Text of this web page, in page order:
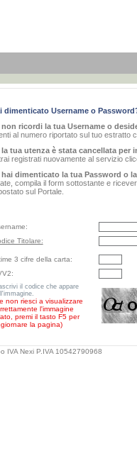
dimenticato Username o
non ricordi la tua Username o
al numero riportato sul tuo estratto
la tua utenza è stata cancellata per
registrati nuovamente al servizio
hai dimenticato la tua Password o
compila il form sottostante e
sul Portale.
Titolare:
3 cifre della carta:
il codice che appare
non riesci a visualizzare
l'immagine
premi il tasto F5 per
la pagina)
IVA Nexi P.IVA 10542790968